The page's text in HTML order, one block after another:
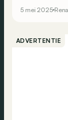
5 mei 2025
ADVERTENTIE